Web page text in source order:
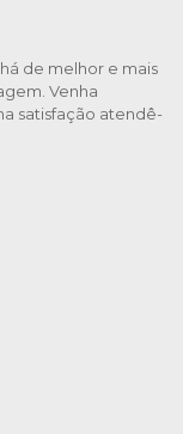
de melhor e mais
Venha
satisfação atendê-